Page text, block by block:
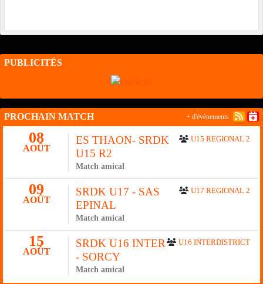
PUBLICITÉS
PROCHAIN MATCH
08
AOÛT
U15 REGIONAL 2
ES THAON- SRDK
U15 R2
Match amical
09
AOÛT
U17 REGIONAL 2
SRDK U17 - SAS
EPINAL
Match amical
15
AOÛT
U16 INTERDISTRICT
SRDK U16 INTER
- SORCY
Match amical
+ d'évènements